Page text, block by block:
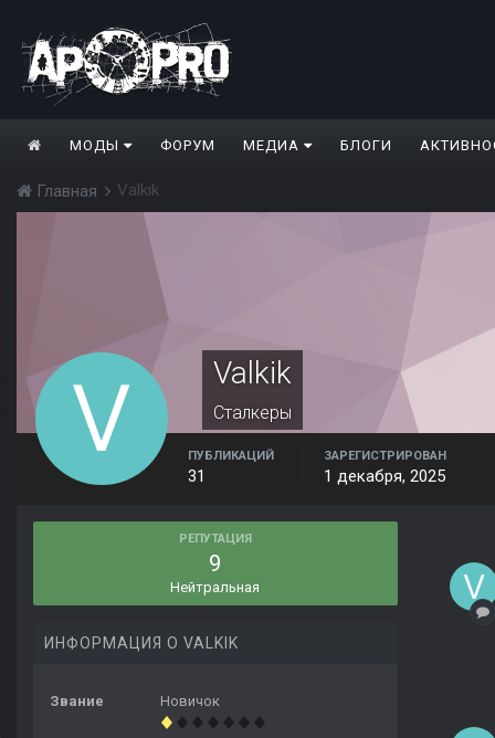
МОДЫ ФОРУМ МЕДИА БЛОГИ
Главная Valkik
Valkik
Сталкеры
ПУБЛИКАЦИЙ
31
ЗАРЕГИСТРИРОВАН
1 декабря, 2025
РЕПУТАЦИЯ
9
Нейтральная
ИНФОРМАЦИЯ О VALKIK
Звание Новичок